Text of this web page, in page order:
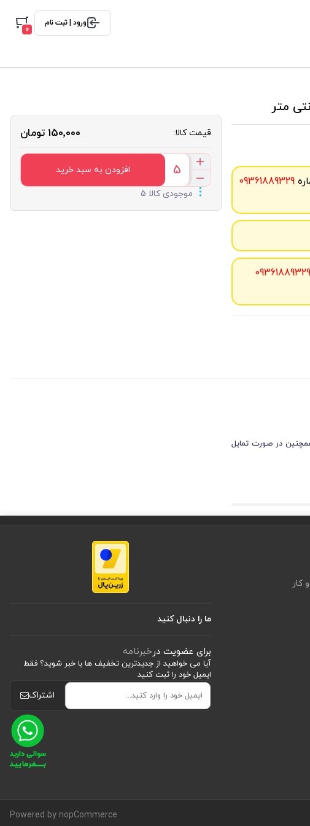
ورود | ثبت نام
0
09361889329
09361889329
قیمت کالا: 150٬000 تومان
افزودن به سبد خرید
موجودی کالا 5
در صورت تمایل
کار
ما را دنبال کنید
برای عضویت درخبرنامه
آیا می خواهید از جدید‌ترین تخفیف‌ ها با‌ خبر شوید؟ فقط
ایمیل خود را ثبت کنید
اشتراک
Powered by nopCommerce